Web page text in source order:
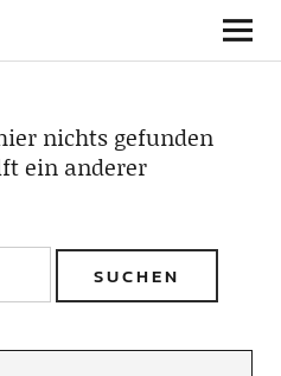
nichts gefunden
ein anderer